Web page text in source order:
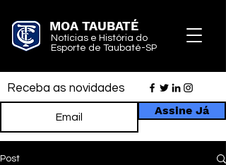
MOA TAUBATÉ
Notícias e História do
Esporte de Taubaté-SP
Receba as novidades
Assine Já
Post